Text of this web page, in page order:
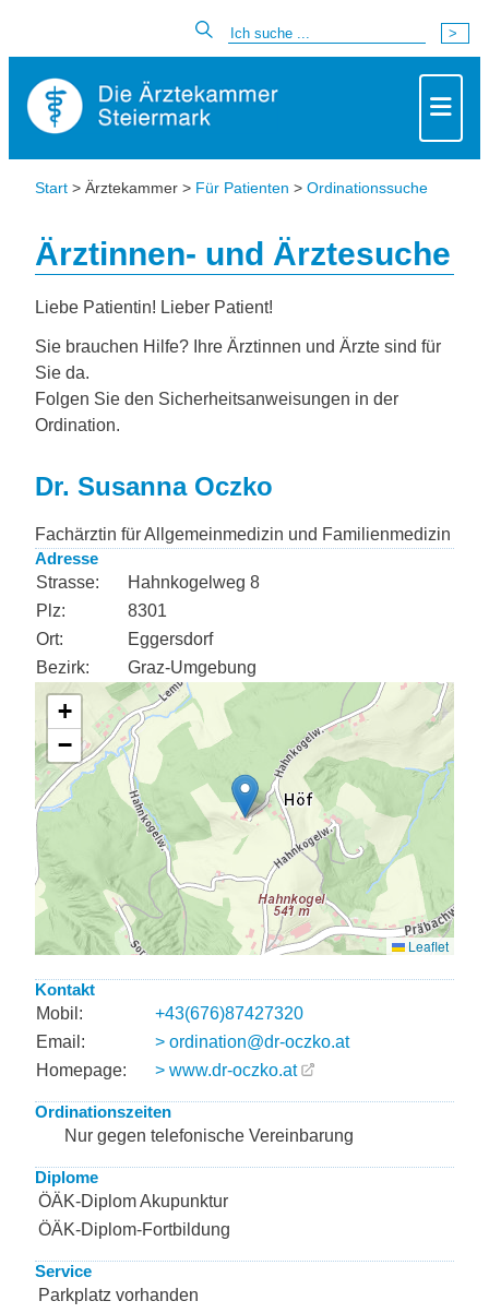
Start > Ärztekammer > Für Patienten > Ordinationssuche
Ärztinnen- und Ärztesuche
Liebe Patientin! Lieber Patient!
Sie brauchen Hilfe? Ihre Ärztinnen und Ärzte sind für
Sie da.
Folgen Sie den Sicherheitsanweisungen in der
Ordination.
Dr. Susanna Oczko
Fachärztin für Allgemeinmedizin und Familienmedizin
Adresse
Strasse:
Hahnkogelweg 8
Plz:
8301
Ort:
Eggersdorf
Bezirk:
Graz-Umgebung
Kontakt
Mobil:
+43(676)87427320
Email:
> ordination@dr-oczko.at
Homepage:
> www.dr-oczko.at
Ordinationszeiten
Nur gegen telefonische Vereinbarung
Diplome
ÖÄK-Diplom Akupunktur
ÖÄK-Diplom-Fortbildung
Service
Parkplatz vorhanden